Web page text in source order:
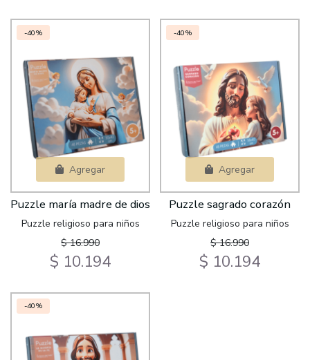
-40%
Agregar
Puzzle maría madre de dios
Puzzle religioso para niños
$ 16.990
$ 10.194
-40%
Agregar
Puzzle sagrado corazón
Puzzle religioso para niños
$ 16.990
$ 10.194
-40%